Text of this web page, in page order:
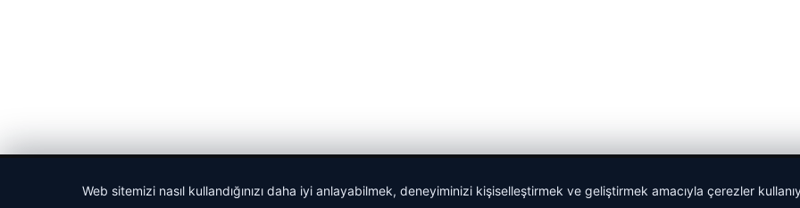
Web sitemizi nasıl kullandığınızı daha iyi anlayabilmek, deneyiminizi kişiselleştirmek ve geliştirmek amacıyla çerezler